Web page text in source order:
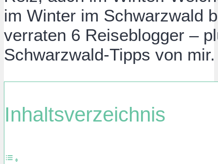
im Winter im Schwarzwald
verraten 6 Reiseblogger –
Schwarzwald-Tipps von mir.
Inhaltsverzeichnis